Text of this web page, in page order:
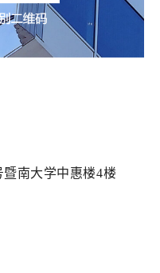
南大学中惠楼4楼